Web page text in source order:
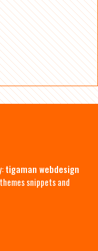
tigaman webdesign
snippets and